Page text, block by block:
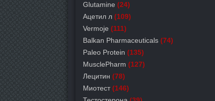
Glutamine (24)
Ацетил л (109)
Vermoje (111)
Balkan Pharmaceuticals (74)
Paleo Protein (135)
MusclePharm (127)
Лецитин (78)
Миотест (146)